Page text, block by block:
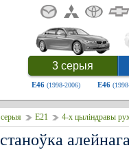
3 серыя
E46 (1998-2006) E46
E21 4-х цыліндравы